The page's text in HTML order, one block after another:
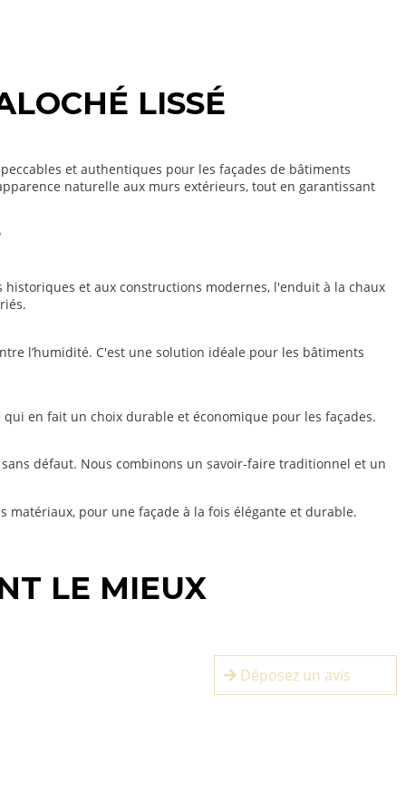
LISSÉ
et authentiques pour les façades de bâtiments
naturelle aux murs extérieurs, tout en garantissant
et aux constructions modernes, l'enduit à la chaux
l’humidité. C'est une solution idéale pour les bâtiments
en fait un choix durable et économique pour les façades.
défaut. Nous combinons un savoir-faire traditionnel et un
pour une façade à la fois élégante et durable.
LE MIEUX
Déposez un avis